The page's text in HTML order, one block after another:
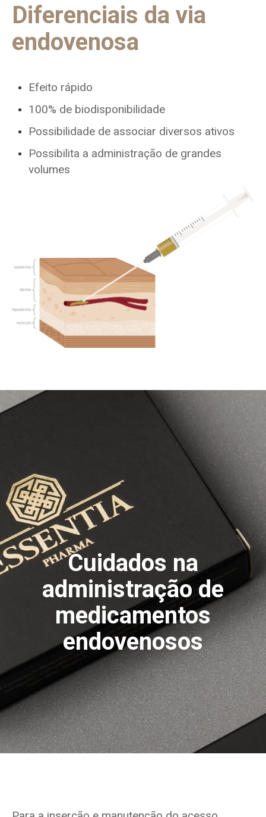
Diferenciais da via
endovenosa
Efeito rápido
100% de biodisponibilidade
Possibilidade de associar diversos ativos
Possibilita a administração de grandes
volumes
Cuidados na
administração de
medicamentos
endovenosos